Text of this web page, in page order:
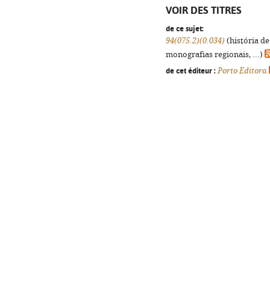
VOIR DES TITRES
de ce sujet:
94(075.2)(0.034) (história
monografias regionais, ...)
de cet éditeur : Porto Editora